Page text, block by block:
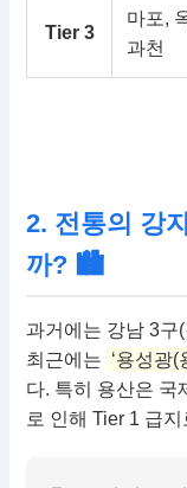
Tier 3
마포,
과천
2. 전통의 강
까? 🏙
과거에는 강남 3구
최근에는 ‘용성광(
다. 특히 용산은 국
로 인해 Tier 1 급